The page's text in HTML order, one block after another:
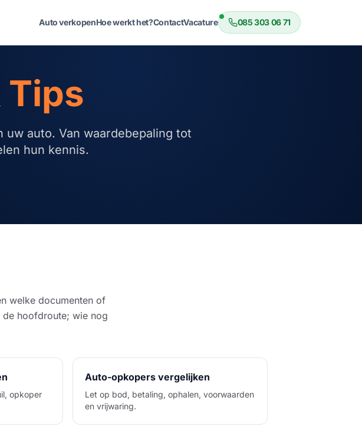
Auto verkopenHoe werkt het?ContactVacature 085 303 06 71
Tips
auto. Van waardebepaling tot
hun kennis.
welke documenten of
hoofdroute; wie nog
opkoper
Auto-opkopers vergelijken
Let op bod, betaling, ophalen, voorwaarden
en vrijwaring.